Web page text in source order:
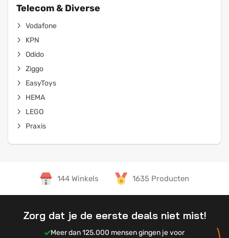
Telecom & Diverse
Vodafone
KPN
Odido
Ziggo
EasyToys
HEMA
LEGO
Praxis
144 Winkels 1635 Producten
Zorg dat je de eerste deals niet mist!
Meer dan 125.000 mensen gingen je voor